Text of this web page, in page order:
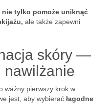
nie tylko pomoże uniknąć
ale także zapewni
skóry —
nawilżanie
ważny pierwszy krok w
jest, aby wybierać łagodne